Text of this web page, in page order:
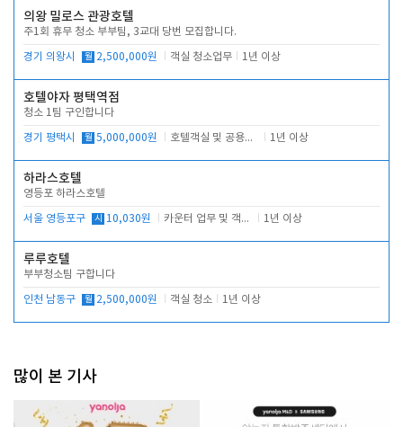
의왕 밀로스 관광호텔
주1회 휴무 청소 부부팀, 3교대 당번 모집합니다.
경기 의왕시 월 2,500,000원 객실 청소업무 1년 이상
호텔야자 평택역점
청소 1팀 구인합니다
경기 평택시 월 5,000,000원 호텔객실 및 공용시설 청소 관리 1년 이상
하라스호텔
영등포 하라스호텔
서울 영등포구 시 10,030원 카운터 업무 및 객실관리(청소상태 확인, 객실판매) 1년 이상
루루호텔
부부청소팀 구합니다
인천 남동구 월 2,500,000원 객실 청소 1년 이상
많이 본 기사